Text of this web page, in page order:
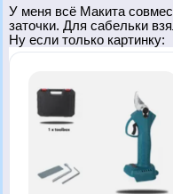
У меня всё Макита
заточки. Для сабельки
Ну если только картинку: